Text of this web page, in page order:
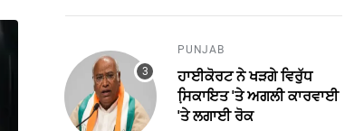
PUNJAB
ਹਾਈਕੋਰਟ ਨੇ ਖੜਗੇ ਵਿਰੁੱਧ
ਸਿ਼ਕਾਇਤ 'ਤੇ ਅਗਲੀ ਕਾਰਵਾਈ
'ਤੇ ਲਗਾਈ ਰੋਕ